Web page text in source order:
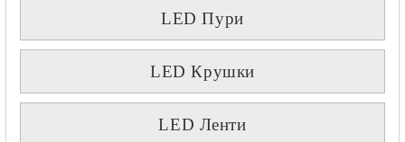
LED Пури
LED Крушки
LED Ленти